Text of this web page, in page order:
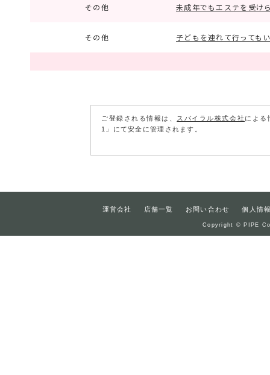
その他 未成年でもエステを受け
その他 子どもを連れて行っても
ご登録される情報は、 スパイラル株式会社 による
1」にて安全に管理されます。
運営会社 店舗一覧 お問い合わせ 個人情
Copyright © PIPE